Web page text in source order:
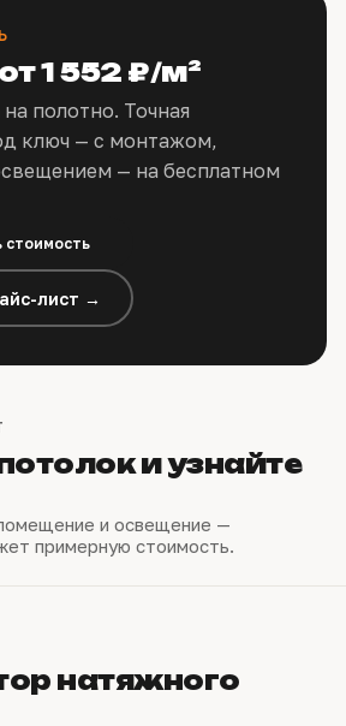
1 552 ₽/м²
полотно. Точная
ключ — с монтажом,
— на бесплатном
стоимость
лист →
и узнайте
и освещение —
примерную стоимость.
натяжного